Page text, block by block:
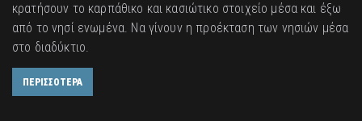
κρατήσουν το καρπάθικο και κασιώτικο στοιχείο μέσα και έξω
από το νησί ενωμένα. Να γίνουν η προέκταση των νησιών μέσα
στο διαδύκτιο.
ΠΕΡΙΣΣΟΤΕΡΑ